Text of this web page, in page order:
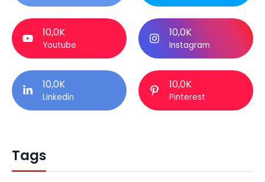
10,0K
Youtube
10,0K
Instagram
10,0K
Linkedin
10,0K
Pinterest
Tags